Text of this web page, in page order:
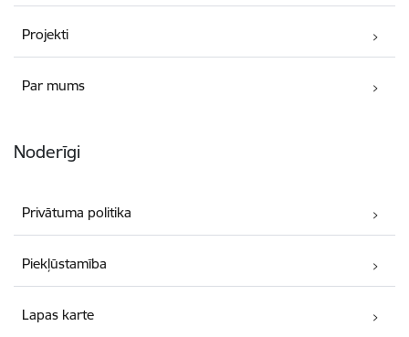
Projekti
Par mums
Noderīgi
Privātuma politika
Piekļūstamība
Lapas karte